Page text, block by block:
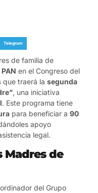
Telegram
de familia de
en el Congreso del
que traerá la segunda
, una iniciativa
. Este programa tiene
para beneficiar a 90
apoyo
legal.
Madres de
del Grupo